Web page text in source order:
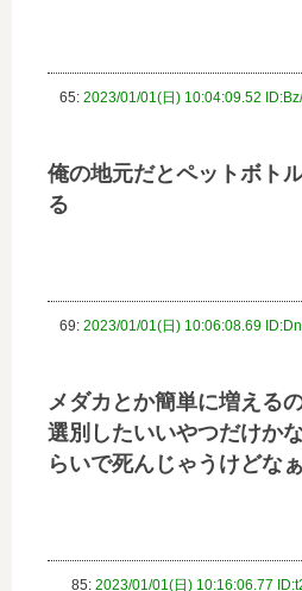
65: 2023/01/01(日) 10:04:09.52
俺の地元だとペットボト
る
69: 2023/01/01(日) 10:06:08.69
メダカとか簡単に増える
選別したいいやつだけか
らいで死んじゃうけどなぁ
85: 2023/01/01(日) 10:16:06.77